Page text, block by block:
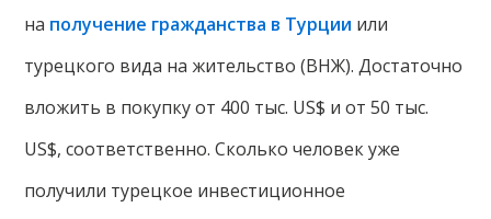
на получение гражданства в Турции или
турецкого вида на жительство (ВНЖ). Достаточно
вложить в покупку от 400 тыс. US$ и от 50 тыс.
US$, соответственно. Сколько человек уже
получили турецкое инвестиционное